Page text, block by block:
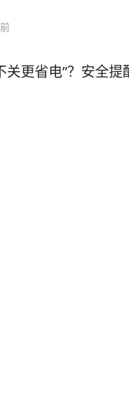
关更省电”？安全